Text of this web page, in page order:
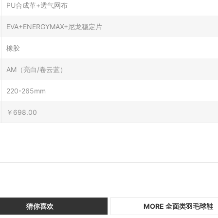
PU合成革+透气网布
EVA+ENERGYMAX+尼龙稳定片
橡胶
AM（亮白/卷云蓝）
220-265mm
￥698.00
猜你喜欢 MORE 全面类羽毛球鞋